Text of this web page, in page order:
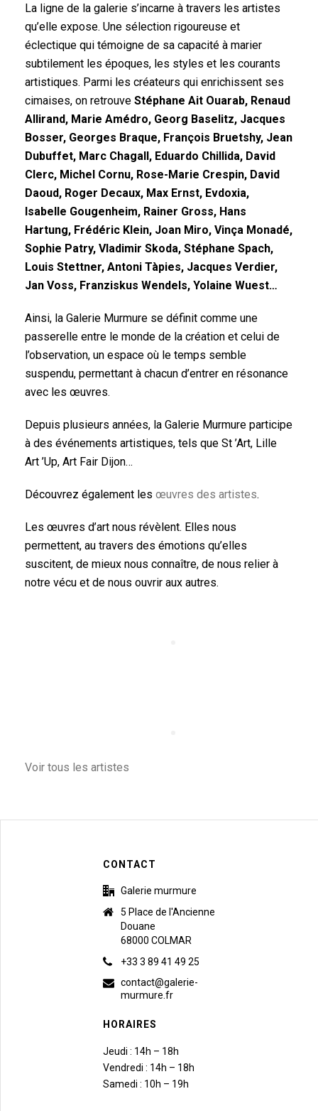
La ligne de la galerie s’incarne à travers les artistes
qu’elle expose. Une sélection rigoureuse et
éclectique qui témoigne de sa capacité à marier
subtilement les époques, les styles et les courants
artistiques. Parmi les créateurs qui enrichissent ses
cimaises, on retrouve Stéphane Ait Ouarab, Renaud
Allirand, Marie Amédro, Georg Baselitz, Jacques
Bosser, Georges Braque, François Bruetshy, Jean
Dubuffet, Marc Chagall, Eduardo Chillida, David
Clerc, Michel Cornu, Rose-Marie Crespin, David
Daoud, Roger Decaux, Max Ernst, Evdoxia,
Isabelle Gougenheim, Rainer Gross, Hans
Hartung, Frédéric Klein, Joan Miro, Vinça Monadé,
Sophie Patry, Vladimir Skoda, Stéphane Spach,
Louis Stettner, Antoni Tàpies, Jacques Verdier,
Jan Voss, Franziskus Wendels, Yolaine Wuest…
Ainsi, la Galerie Murmure se définit comme une
passerelle entre le monde de la création et celui de
l’observation, un espace où le temps semble
suspendu, permettant à chacun d’entrer en résonance
avec les œuvres.
Depuis plusieurs années, la Galerie Murmure participe
à des événements artistiques, tels que St ’Art, Lille
Art ’Up, Art Fair Dijon…
Découvrez également les œuvres des artistes.
Les œuvres d’art nous révèlent. Elles nous
permettent, au travers des émotions qu’elles
suscitent, de mieux nous connaître, de nous relier à
notre vécu et de nous ouvrir aux autres.
Voir tous les artistes
CONTACT
Galerie murmure
5 Place de l'Ancienne
Douane
68000 COLMAR
+33 3 89 41 49 25
contact@galerie-
murmure.fr
HORAIRES
Jeudi : 14h – 18h
Vendredi : 14h – 18h
Samedi : 10h – 19h